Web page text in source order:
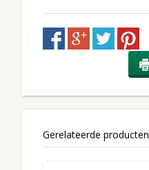
Gerelateerde producten